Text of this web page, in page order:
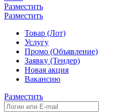
Разместить
Разместить
Товар (Лот)
Услугу
Промо (Объявление)
Заявку (Тендер)
Новая акция
Вакансию
Разместить